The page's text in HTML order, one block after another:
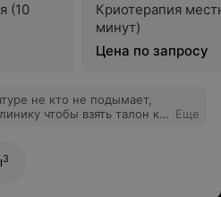
(10
Криотерапия
минут)
Цена по запросу
не кто не подымает,
чтобы взять талон к
Еще
3